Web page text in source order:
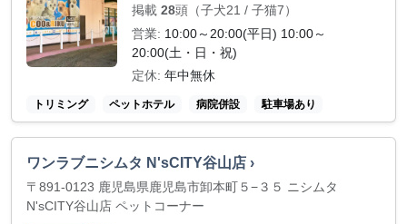
掲載 28頭（子犬21 / 子猫7）
営業: 10:00～20:00(平日) 10:00～
20:00(土・日・祝)
定休: 年中無休
トリミング ペットホテル 病院併設 駐車場あり
ワンラブニシムタ N'sCITY谷山店 ›
〒891-0123 鹿児島県鹿児島市卸本町５−３５ ニシムタ
N'sCITY谷山店 ペットコーナー